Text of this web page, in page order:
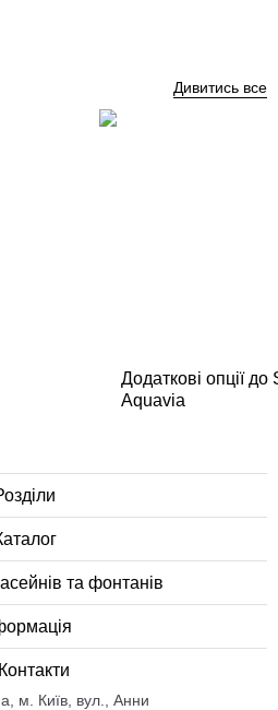
Дивитись все
Додаткові опції
Aquavia
та фонтанів
Контакти
м. Київ, вул., Анни